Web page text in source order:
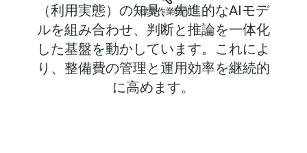
（利用実態）の知見、先進的なAIモデ
ルを組み合わせ、判断と推論を一体化
した基盤を動かしています。これによ
り、整備費の管理と運用効率を継続的
に高めます。
リコール
部品
ユーザー
通知
工賃
車両
車両通信
標準作業時間